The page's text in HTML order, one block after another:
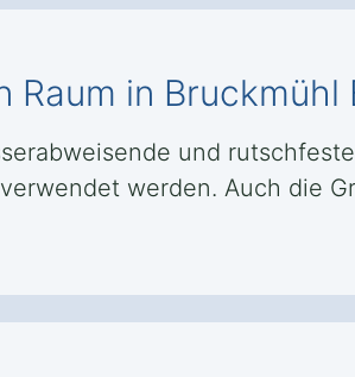
in Bruckmühl
und
werden. Auch die